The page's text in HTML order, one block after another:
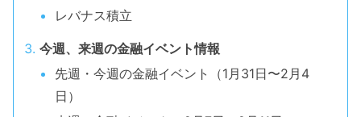
レバナス積立
今週、来週の金融イベント情報
先週・今週の金融イベント（1月31日〜2月4
日）